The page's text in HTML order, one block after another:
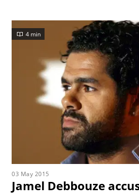
piscine. Qu'arrive-t-il à nos chers
des vacances semblent
accidents
4 min
03 May 2015
Jamel Debbouze